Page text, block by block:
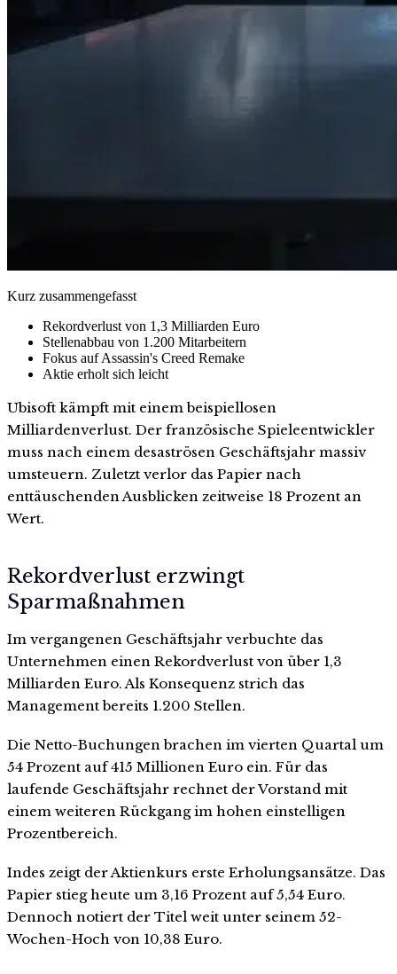
Kurz zusammengefasst
Rekordverlust von 1,3 Milliarden Euro
Stellenabbau von 1.200 Mitarbeitern
Fokus auf Assassin's Creed Remake
Aktie erholt sich leicht
Ubisoft kämpft mit einem beispiellosen
Milliardenverlust. Der französische Spieleentwickler
muss nach einem desaströsen Geschäftsjahr massiv
umsteuern. Zuletzt verlor das Papier nach
enttäuschenden Ausblicken zeitweise 18 Prozent an
Wert.
Rekordverlust erzwingt
Sparmaßnahmen
Im vergangenen Geschäftsjahr verbuchte das
Unternehmen einen Rekordverlust von über 1,3
Milliarden Euro. Als Konsequenz strich das
Management bereits 1.200 Stellen.
Die Netto-Buchungen brachen im vierten Quartal um
54 Prozent auf 415 Millionen Euro ein. Für das
laufende Geschäftsjahr rechnet der Vorstand mit
einem weiteren Rückgang im hohen einstelligen
Prozentbereich.
Indes zeigt der Aktienkurs erste Erholungsansätze. Das
Papier stieg heute um 3,16 Prozent auf 5,54 Euro.
Dennoch notiert der Titel weit unter seinem 52-
Wochen-Hoch von 10,38 Euro.